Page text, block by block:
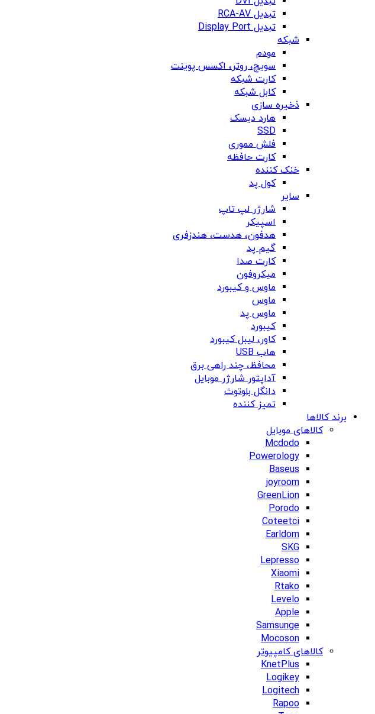
تبدیل RCA-AV
تبدیل Display Port
شبکه
مودم
سویچ، روتر، اکسس پوینت
کارت شبکه
کابل شبکه
ذخیره سازی
هارد دیسک
SSD
فلش مموری
کارت حافظه
خنک کننده
کول پد
سایر
شارژر لپ تاپ
اسپیکر
هدفون، هدست، هندزفری
گیم پد
کارت صدا
میکروفون
ماوس و کیبورد
ماوس
ماوس پد
کیبورد
کاور، لیبل کیبورد
هاب USB
محافظ، چند راهی برق
آداپتور شارژر موبایل
دانگل بلوتوث
تمیز کننده
برند کالاها
کالاهای موبایل
Mcdodo
Powerology
Baseus
joyroom
GreenLion
Porodo
Coteetci
Earldom
SKG
Lepresso
Xiaomi
Rtako
Levelo
Apple
Samsunge
Mocoson
کالاهای کامپیوتر
KnetPlus
Logikey
Logitech
Rapoo